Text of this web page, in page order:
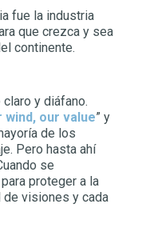
fue la industria
que crezca y sea
continente.
y diáfano.
wind, our value” y
de los
Pero hasta ahí
se
proteger a la
de visiones y cada